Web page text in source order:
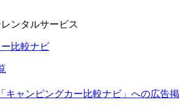
ンタルサービス
キャンピングカー比較ナビ」への広告掲